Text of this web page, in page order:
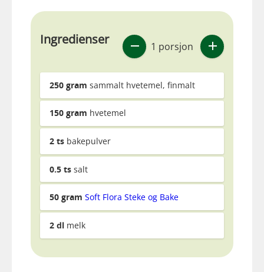
Ingredienser 1 porsjon
250 gram sammalt hvetemel, finmalt
150 gram hvetemel
2 ts bakepulver
0.5 ts salt
50 gram Soft Flora Steke og Bake
2 dl melk